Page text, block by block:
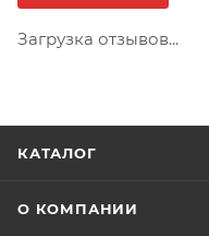
Загрузка отзывов...
КАТАЛОГ
О КОМПАНИИ